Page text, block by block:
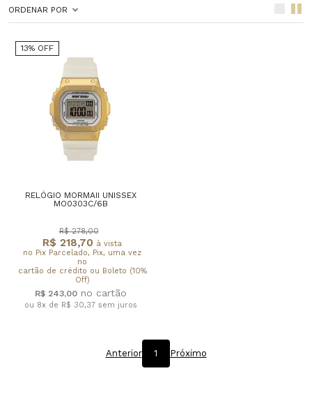
ORDENAR POR
13% OFF
RELÓGIO MORMAII UNISSEX
MO0303C/6B
R$ 218,70 à vista
no Pix Parcelado, Pix, uma vez
no
cartão de crédito ou Boleto (10%
Off)
R$ 278,00
R$ 243,00
ou 8x de R$ 30,37 sem juros
Anterior 1 Próximo